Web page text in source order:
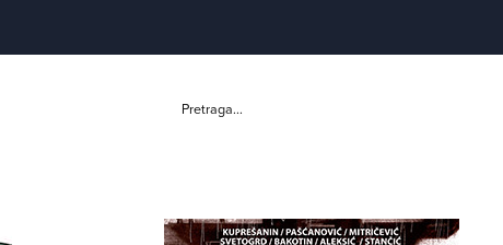
Pretraga...